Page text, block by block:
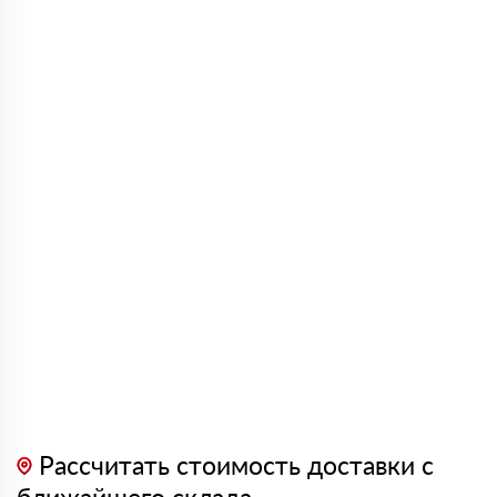
Рассчитать стоимость доставки с